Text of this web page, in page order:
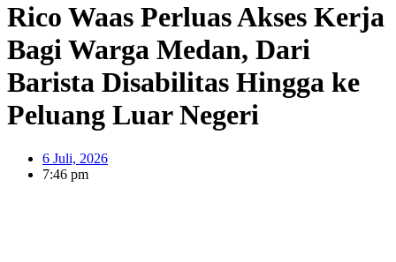
Rico Waas Perluas Akses Kerja
Bagi Warga Medan, Dari
Barista Disabilitas Hingga ke
Peluang Luar Negeri
6 Juli, 2026
7:46 pm